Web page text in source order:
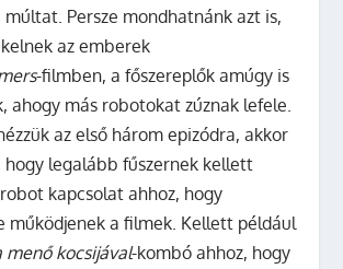
múltat. Persze mondhatnánk azt is,
az emberek
-filmben, a főszereplők amúgy is
ahogy más robotokat zúznak lefele.
az első három epizódra, akkor
hogy legalább fűszernek kellett
kapcsolat ahhoz, hogy
működjenek a filmek. Kellett például
menő kocsijával-kombó ahhoz, hogy